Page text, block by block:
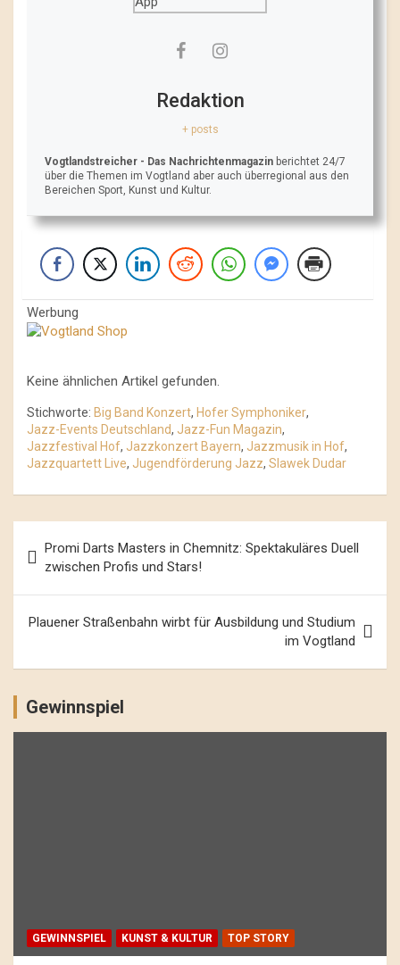
Redaktion
+ posts
Vogtlandstreicher - Das Nachrichtenmagazin berichtet 24/7
über die Themen im Vogtland aber auch überregional aus den
Bereichen Sport, Kunst und Kultur.
Werbung
Keine ähnlichen Artikel gefunden.
Stichworte: Big Band Konzert, Hofer Symphoniker,
Jazz-Events Deutschland, Jazz-Fun Magazin,
Jazzfestival Hof, Jazzkonzert Bayern, Jazzmusik in Hof,
Jazzquartett Live, Jugendförderung Jazz, Slawek Dudar
Navigation
Promi Darts Masters in Chemnitz: Spektakuläres Duell
zwischen Profis und Stars!
Plauener Straßenbahn wirbt für Ausbildung und Studium
im Vogtland
Gewinnspiel
GEWINNSPIEL KUNST & KULTUR TOP STORY